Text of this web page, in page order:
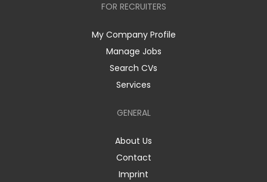
FOR RECRUITERS
My Company Profile
Manage Jobs
Search CVs
Services
GENERAL
About Us
Contact
Imprint